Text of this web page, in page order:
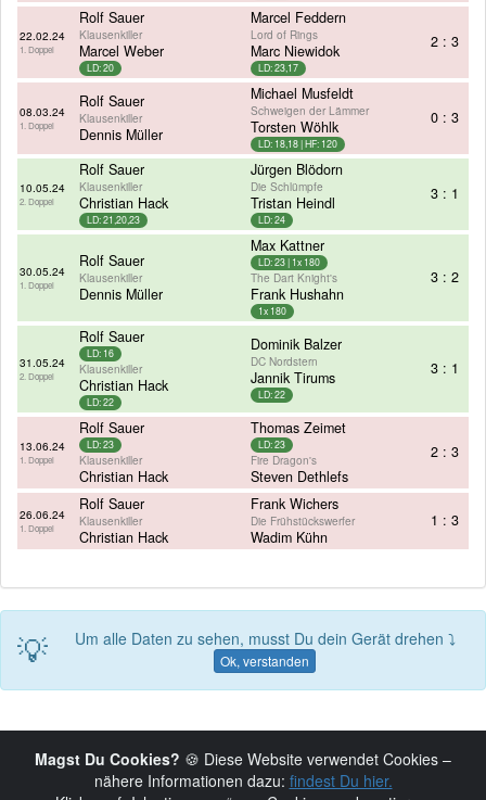
22.02.24
1. Doppel
Rolf Sauer
Klausenkiller
Marcel Weber
LD: 20
Marcel Feddern
Lord of Rings
Marc Niewidok
LD: 23,17
2 : 3
08.03.24
1. Doppel
Rolf Sauer
Klausenkiller
Dennis Müller
Michael Musfeldt
Schweigen der Lämmer
Torsten Wöhlk
LD: 18,18 | HF: 120
0 : 3
10.05.24
2. Doppel
Rolf Sauer
Klausenkiller
Christian Hack
LD: 21,20,23
Jürgen Blödorn
Die Schlümpfe
Tristan Heindl
LD: 24
3 : 1
30.05.24
1. Doppel
Rolf Sauer
Klausenkiller
Dennis Müller
Max Kattner
LD: 23 | 1x 180
The Dart Knight's
Frank Hushahn
1x 180
3 : 2
31.05.24
2. Doppel
Rolf Sauer
LD: 16
Klausenkiller
Christian Hack
LD: 22
Dominik Balzer
DC Nordstern
Jannik Tirums
LD: 22
3 : 1
13.06.24
1. Doppel
Rolf Sauer
LD: 23
Klausenkiller
Christian Hack
Thomas Zeimet
LD: 23
Fire Dragon's
Steven Dethlefs
2 : 3
26.06.24
1. Doppel
Rolf Sauer
Klausenkiller
Christian Hack
Frank Wichers
Die Frühstückswerfer
Wadim Kühn
1 : 3
💡 Um alle Daten zu sehen, musst Du dein Gerät drehen ⤵
Ok, verstanden
Magst Du Cookies? 🍪 Diese Website verwendet Cookies –
nähere Informationen dazu: findest Du hier.